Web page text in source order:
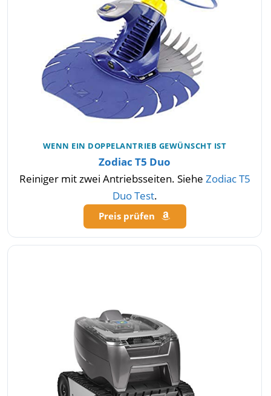
WENN EIN DOPPELANTRIEB GEWÜNSCHT IST
Zodiac T5 Duo
Reiniger mit zwei Antriebsseiten. Siehe Zodiac T5
Duo Test.
Preis prüfen